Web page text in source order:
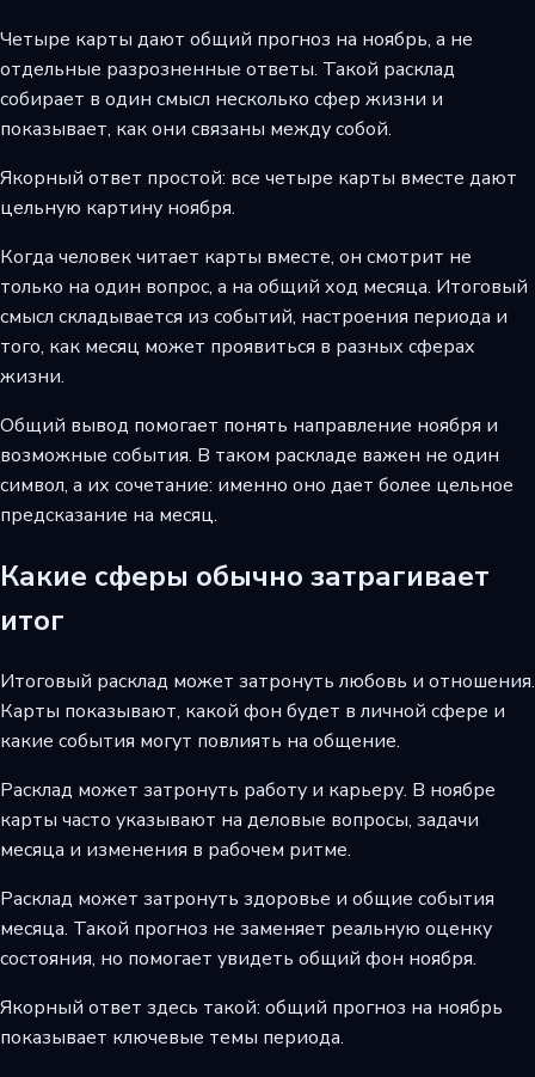
Четыре карты дают общий прогноз на ноябрь, а не
отдельные разрозненные ответы. Такой расклад
собирает в один смысл несколько сфер жизни и
показывает, как они связаны между собой.
Якорный ответ простой: все четыре карты вместе дают
цельную картину ноября.
Когда человек читает карты вместе, он смотрит не
только на один вопрос, а на общий ход месяца. Итоговый
смысл складывается из событий, настроения периода и
того, как месяц может проявиться в разных сферах
жизни.
Общий вывод помогает понять направление ноября и
возможные события. В таком раскладе важен не один
символ, а их сочетание: именно оно дает более цельное
предсказание на месяц.
Какие сферы обычно затрагивает
итог
Итоговый расклад может затронуть любовь и отношения.
Карты показывают, какой фон будет в личной сфере и
какие события могут повлиять на общение.
Расклад может затронуть работу и карьеру. В ноябре
карты часто указывают на деловые вопросы, задачи
месяца и изменения в рабочем ритме.
Расклад может затронуть здоровье и общие события
месяца. Такой прогноз не заменяет реальную оценку
состояния, но помогает увидеть общий фон ноября.
Якорный ответ здесь такой: общий прогноз на ноябрь
показывает ключевые темы периода.